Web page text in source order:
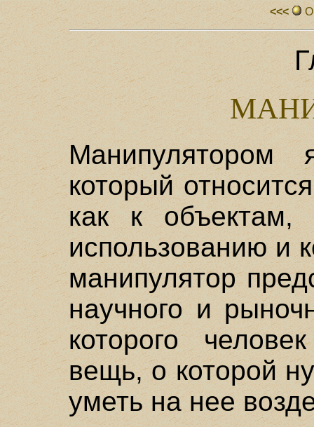
<<<
Манипулятором
который
как к
использованию и
манипулятор
научного и
которого
вещь, о которой
уметь на нее